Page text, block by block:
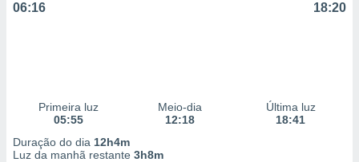
06:16 18:20
Primeira luz
05:55
Meio-dia
12:18
Última luz
18:41
Duração do dia 12h4m
Luz da manhã restante 3h8m